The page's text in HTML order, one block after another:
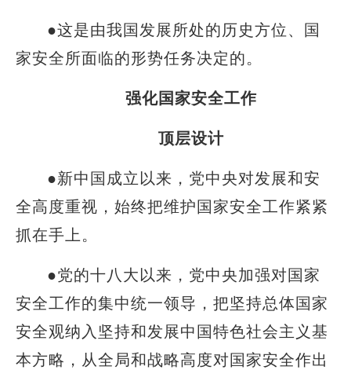
●这是由我国发展所处的历史方位、国
家安全所面临的形势任务决定的。
强化国家安全工作
顶层设计
●新中国成立以来，党中央对发展和安
全高度重视，始终把维护国家安全工作紧紧
抓在手上。
●党的十八大以来，党中央加强对国家
安全工作的集中统一领导，把坚持总体国家
安全观纳入坚持和发展中国特色社会主义基
本方略，从全局和战略高度对国家安全作出